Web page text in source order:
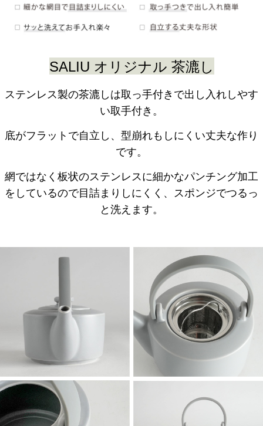
SALIU オリジナル 茶漉し
ステンレス製の茶漉しは取っ手付きで出し入れしやす
い取手付き。
底がフラットで自立し、型崩れもしにくい丈夫な作り
です。
網ではなく板状のステンレスに細かなパンチング加工
をしているので目詰まりしにくく、スポンジでつるっ
と洗えます。